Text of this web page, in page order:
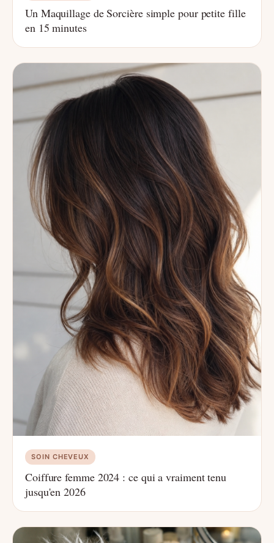
Un Maquillage de Sorcière simple pour petite fille
en 15 minutes
SOIN CHEVEUX
Coiffure femme 2024 : ce qui a vraiment tenu
jusqu'en 2026